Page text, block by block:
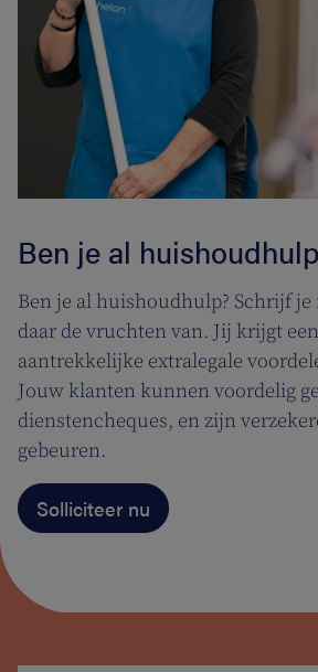
Ben je al
Ben je al huishoudhulp? Schrijf
daar de vruchten van. Jij krijgt
aantrekkelijke extralegale
Jouw klanten kunnen voordelig
dienstencheques, en zijn
gebeuren.
Solliciteer nu